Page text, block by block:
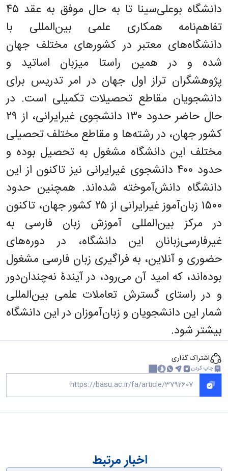
دانشگاه بوعلی‌سینا تا به حال موفق به عقد ۴۵
تفاهم‌نامه همکاری علمی بین‌المللی با
دانشگاه‌های معتبر در کشور‌های مختلف جهان
شده و در همین راستا میزبان اساتید و
پژوهشگران تراز اول جهان در امر تدریس برای
دانشجویان مقاطع تحصیلات تکمیلی است. در
حال حاضر حدود ۱۳۰ دانشجوی غیرایرانی، از ۲۹
کشور جهان، در رشته‌ها و مقاطع مختلف تحصیلی
مختلف این دانشگاه مشغول به تحصیل بوده و
حدود ۴۰۰ دانشجوی غیرایرانی نیز تاکنون از این
دانشگاه دانش‌آموخته شده‌اند. همچنین حدود
۱۵۰۰ زبان‌آموز غیرایرانی از ۲۵ کشور جهان، تاکنون
در مرکز بین‌المللی آموزش زبان فارسی به
غیرفارسی‌زبانان این دانشگاه، در دوره‌های
حضوری و آنلاین، به فراگیری زبان فارسی مشغول
بوده‌اند، که امید آن می‌رود، در آیندۀ نه‌چندان‌دور
و در راستای گسترش تعاملات علمی بین‌المللی
شمار این دانشجویان و زبان‌آموزان در این دانشگاه
بیشتر شود.
اشتراک گذاری
چاپ کردن
اخبار مرتبط